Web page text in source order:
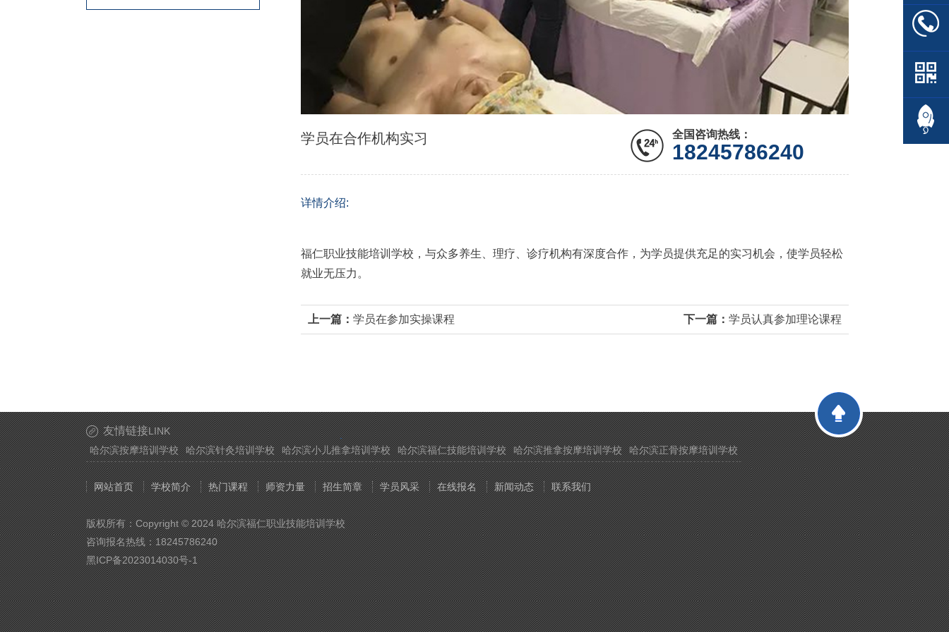
学员在合作机构实习 全国咨询热线：
18245786240
详情介绍:
福仁职业技能培训学校，与众多养生、理疗、诊疗机构有深度合作，为学员提供充足的实习机会，使学员轻松
就业无压力。
上一篇： 学员在参加实操课程 下一篇： 学员认真参加理论课程
友情链接LINK
哈尔滨按摩培训学校
哈尔滨针灸培训学校 哈尔滨小儿推拿培训学校 哈尔滨福仁技能培训学校 哈尔滨推拿按摩培训学校 哈尔滨正骨按摩培训学校
网站首页 学校简介 热门课程 师资力量 招生简章 学员风采 在线报名 新闻动态 联系我们
版权所有：Copyright © 2024 哈尔滨福仁职业技能培训学校
咨询报名热线：18245786240
黑ICP备2023014030号-1